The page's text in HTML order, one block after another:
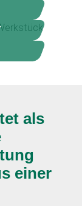
als
einer